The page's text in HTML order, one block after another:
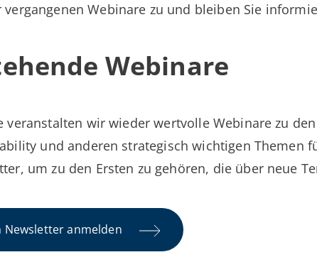
vergangenen Webinare zu und bleiben Sie
Webinare
veranstalten wir wieder wertvolle Webinare zu
und anderen strategisch wichtigen Themen
um zu den Ersten zu gehören, die über neue
Newsletter anmelden